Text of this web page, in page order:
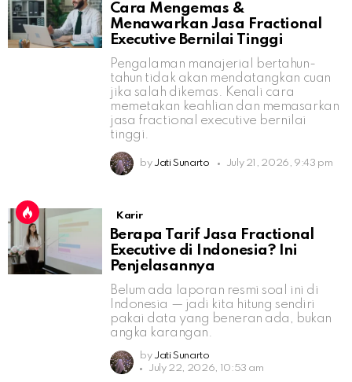
Cara Mengemas &
Menawarkan Jasa Fractional
Executive Bernilai Tinggi
Pengalaman manajerial bertahun-
tahun tidak akan mendatangkan cuan
jika salah dikemas. Kenali cara
memetakan keahlian dan memasarkan
jasa fractional executive bernilai
tinggi.
by Jati Sunarto July 21, 2026, 9:43 pm
Karir
Berapa Tarif Jasa Fractional
Executive di Indonesia? Ini
Penjelasannya
Belum ada laporan resmi soal ini di
Indonesia — jadi kita hitung sendiri
pakai data yang beneran ada, bukan
angka karangan.
by Jati Sunarto
July 22, 2026, 10:53 am